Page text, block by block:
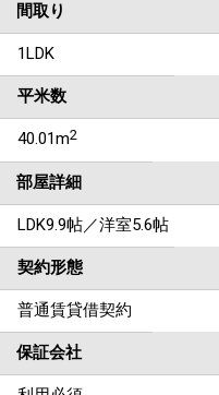
間取り
1LDK
平米数
40.01m2
部屋詳細
LDK9.9帖／洋室5.6帖
契約形態
普通賃貸借契約
保証会社